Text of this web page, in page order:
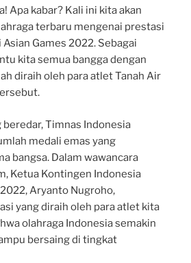
Apa kabar? Kali ini kita akan
terbaru mengenai prestasi
Games 2022. Sebagai
kita semua bangga dengan
diraih oleh para atlet Tanah Air
Timnas Indonesia
medali emas yang
bangsa. Dalam wawancara
Ketua Kontingen Indonesia
Aryanto Nugroho,
yang diraih oleh para atlet kita
olahraga Indonesia semakin
bersaing di tingkat